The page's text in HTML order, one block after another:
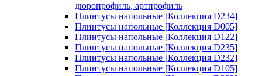
дюропрофиль, артпрофиль
Плинтусы напольные [Коллекция D234]
Плинтусы напольные [Коллекция D005]
Плинтусы напольные [Коллекция D122]
Плинтусы напольные [Коллекция D235]
Плинтусы напольные [Коллекция D232]
Плинтусы напольные [Коллекция D105]